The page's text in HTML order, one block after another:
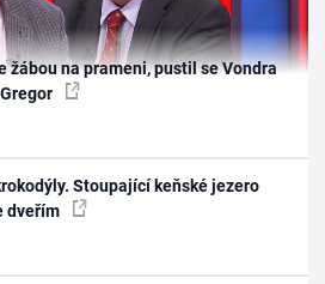
žábou na prameni, pustil se Vondra
Stoupající keňské jezero
dveřím